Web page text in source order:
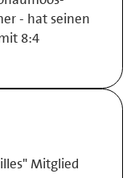
- hat seinen
8:4
Mitglied